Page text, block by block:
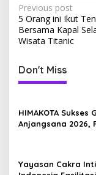
P
o
s
t
n
v
i
a
Previous post
5 Orang ini Ikut
Bersama Kapal
Wisata Titanic
Don't Miss
HIMAKOTA Sukses
Anjangsana 2026,
Yayasan Cakra Inti